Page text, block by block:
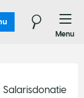
Menu
Salarisdonatie